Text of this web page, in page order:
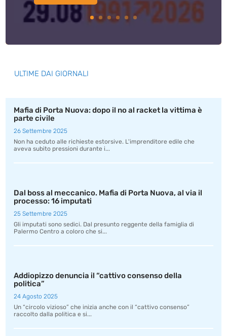
ULTIME DAI GIORNALI
Mafia di Porta Nuova: dopo il no al racket la vittima è
parte civile
26 Settembre 2025
Non ha ceduto alle richieste estorsive. L'imprenditore edile che
aveva subito pressioni durante i...
Dal boss al meccanico. Mafia di Porta Nuova, al via il
processo: 16 imputati
25 Settembre 2025
Gli imputati sono sedici. Dal presunto reggente della famiglia di
Palermo Centro a coloro che si...
Addiopizzo denuncia il “cattivo consenso della
politica”
24 Agosto 2025
Un “circolo vizioso” che inizia anche con il “cattivo consenso”
raccolto dalla politica e si...